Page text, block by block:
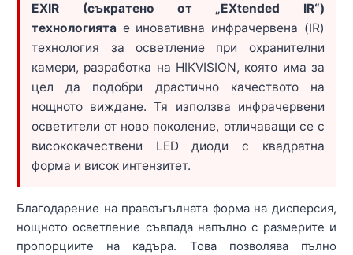
EXIR (съкратено от „EXtended IR“)
технологията е иновативна инфрачервена (IR)
технология за осветление при охранителни
камери, разработка на HIKVISION, която има за
цел да подобри драстично качеството на
нощното виждане. Тя използва инфрачервени
осветители от ново поколение, отличаващи се с
висококачествени LED диоди с квадратна
форма и висок интензитет.
Благодарение на правоъгълната форма на дисперсия,
нощното осветление съвпада напълно с размерите и
пропорциите на кадъра. Това позволява пълно